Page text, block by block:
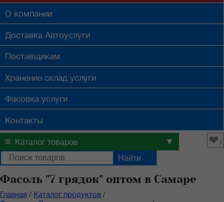
О компании
Доставка Автоуслуги
Поставщикам
Хранение склад.услуги
Фасовка услуги
Контакты
≡ Каталог товаров ▼ ❤1
Фасоль "7 грядок" оптом в Самаре
Главная / Каталог продуктов /